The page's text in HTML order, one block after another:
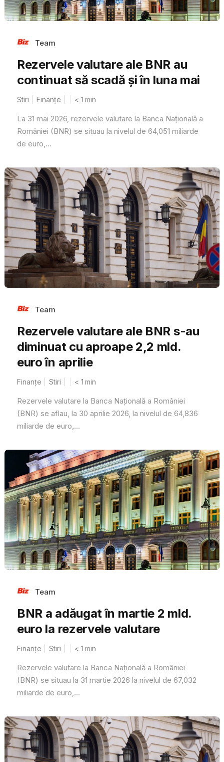
Team
Rezervele valutare ale BNR au
continuat să scadă și în luna mai
Stiri Finanțe < 1 min
La 31 mai 2026, rezervele valutare la Banca Națională a
României (BNR) se situau la nivelul de 64,051 miliarde
de euro,...
Team
Rezervele valutare ale BNR s-au
diminuat cu aproape 2,2 mld.
euro în aprilie
Finanțe Stiri < 1 min
Rezervele valutare la Banca Națională a României
(BNR) se aflau, la 30 aprilie 2026, la nivelul de 64,836
miliarde de euro,...
Team
BNR a adăugat în martie 2 mld.
euro la rezervele valutare
Finanțe Stiri < 1 min
Rezervele valutare la Banca Națională a României
(BNR) se situau la 31 martie 2026 la nivelul de 67,032
miliarde de euro,...